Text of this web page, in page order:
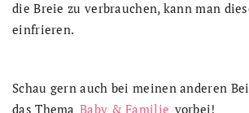
die Breie zu verbrauchen, kann man
einfrieren.
Schau gern auch bei meinen anderen
das Thema Baby & Familie vorbei!